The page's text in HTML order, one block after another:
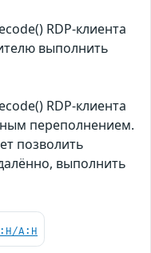
RDP-клиента
выполнить
RDP-клиента
переполнением.
позволить
выполнить
A:H